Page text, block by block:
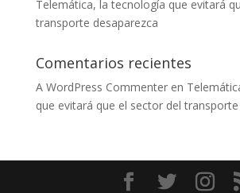
Telemática, la tecnología que evitará
transporte desaparezca
Comentarios recientes
A WordPress Commenteren
que evitará que el sector del